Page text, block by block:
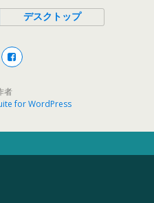
デスクトップ
者
for WordPress